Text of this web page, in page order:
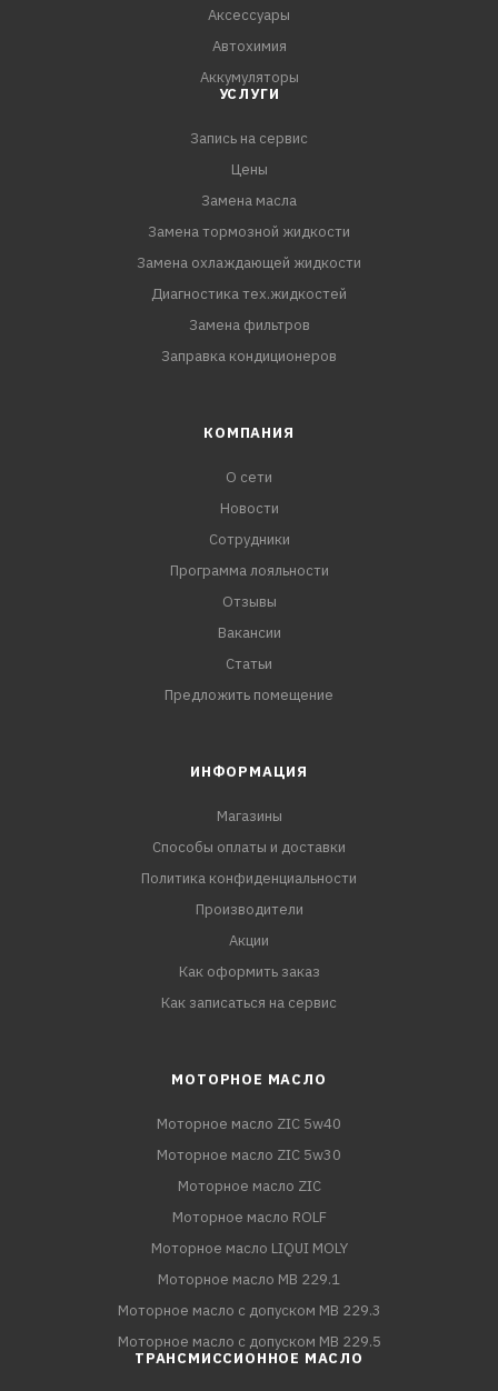
Аксессуары
Автохимия
Аккумуляторы
УСЛУГИ
Запись на сервис
Цены
Замена масла
Замена тормозной жидкости
Замена охлаждающей жидкости
Диагностика тех.жидкостей
Замена фильтров
Заправка кондиционеров
КОМПАНИЯ
О сети
Новости
Сотрудники
Программа лояльности
Отзывы
Вакансии
Статьи
Предложить помещение
ИНФОРМАЦИЯ
Магазины
Способы оплаты и доставки
Политика конфиденциальности
Производители
Акции
Как оформить заказ
Как записаться на сервис
МОТОРНОЕ МАСЛО
Моторное масло ZIC 5w40
Моторное масло ZIC 5w30
Моторное масло ZIC
Моторное масло ROLF
Моторное масло LIQUI MOLY
Моторное масло MB 229.1
Моторное масло с допуском MB 229.3
Моторное масло с допуском MB 229.5
ТРАНСМИССИОННОЕ МАСЛО